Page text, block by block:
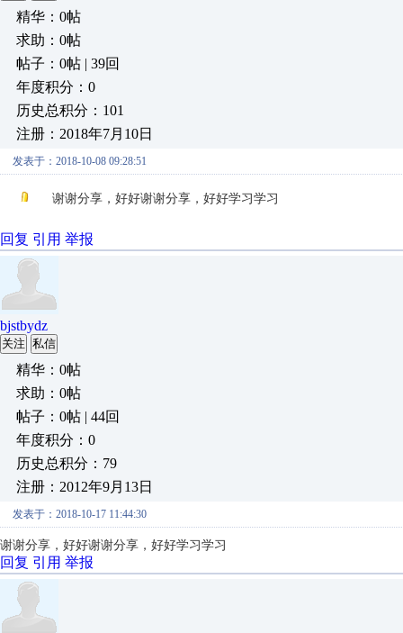
精华：0帖
求助：0帖
帖子：0帖 | 39回
年度积分：0
历史总积分：101
注册：2018年7月10日
发表于：2018-10-08 09:28:51
谢谢分享，好好谢谢分享，好好学习学习
回复 引用 举报
bjstbydz
关注 私信
精华：0帖
求助：0帖
帖子：0帖 | 44回
年度积分：0
历史总积分：79
注册：2012年9月13日
发表于：2018-10-17 11:44:30
谢谢分享，好好谢谢分享，好好学习学习
回复 引用 举报